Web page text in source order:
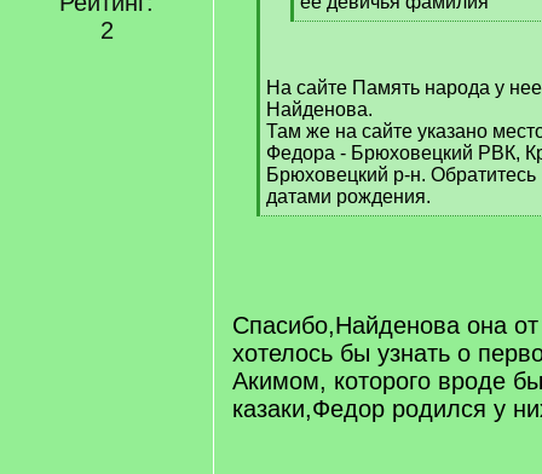
2
[
]
На сайте Память народа у
Найденова.
Там же на сайте указано
Федора - Брюховецкий РВК,
Брюховецкий р-н. Обратитесь
датами рождения.
[
Спасибо,Найденова она от
хотелось бы узнать о
Акимом, которого вроде
казаки,Федор родился у